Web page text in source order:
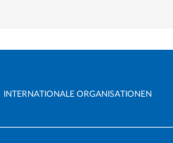
INTERNATIONALE ORGANISATIONEN